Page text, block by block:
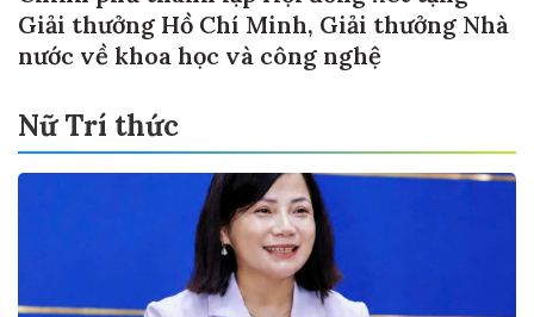
Giải thưởng Hồ Chí Minh, Giải thưởng Nhà
nước về khoa học và công nghệ
Nữ Trí thức